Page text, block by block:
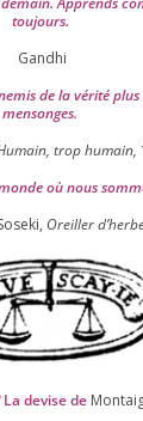
toujours.
Gandhi
de la véri­té
mensonges.
trop humain,
où nous
Oreiller
La devise de